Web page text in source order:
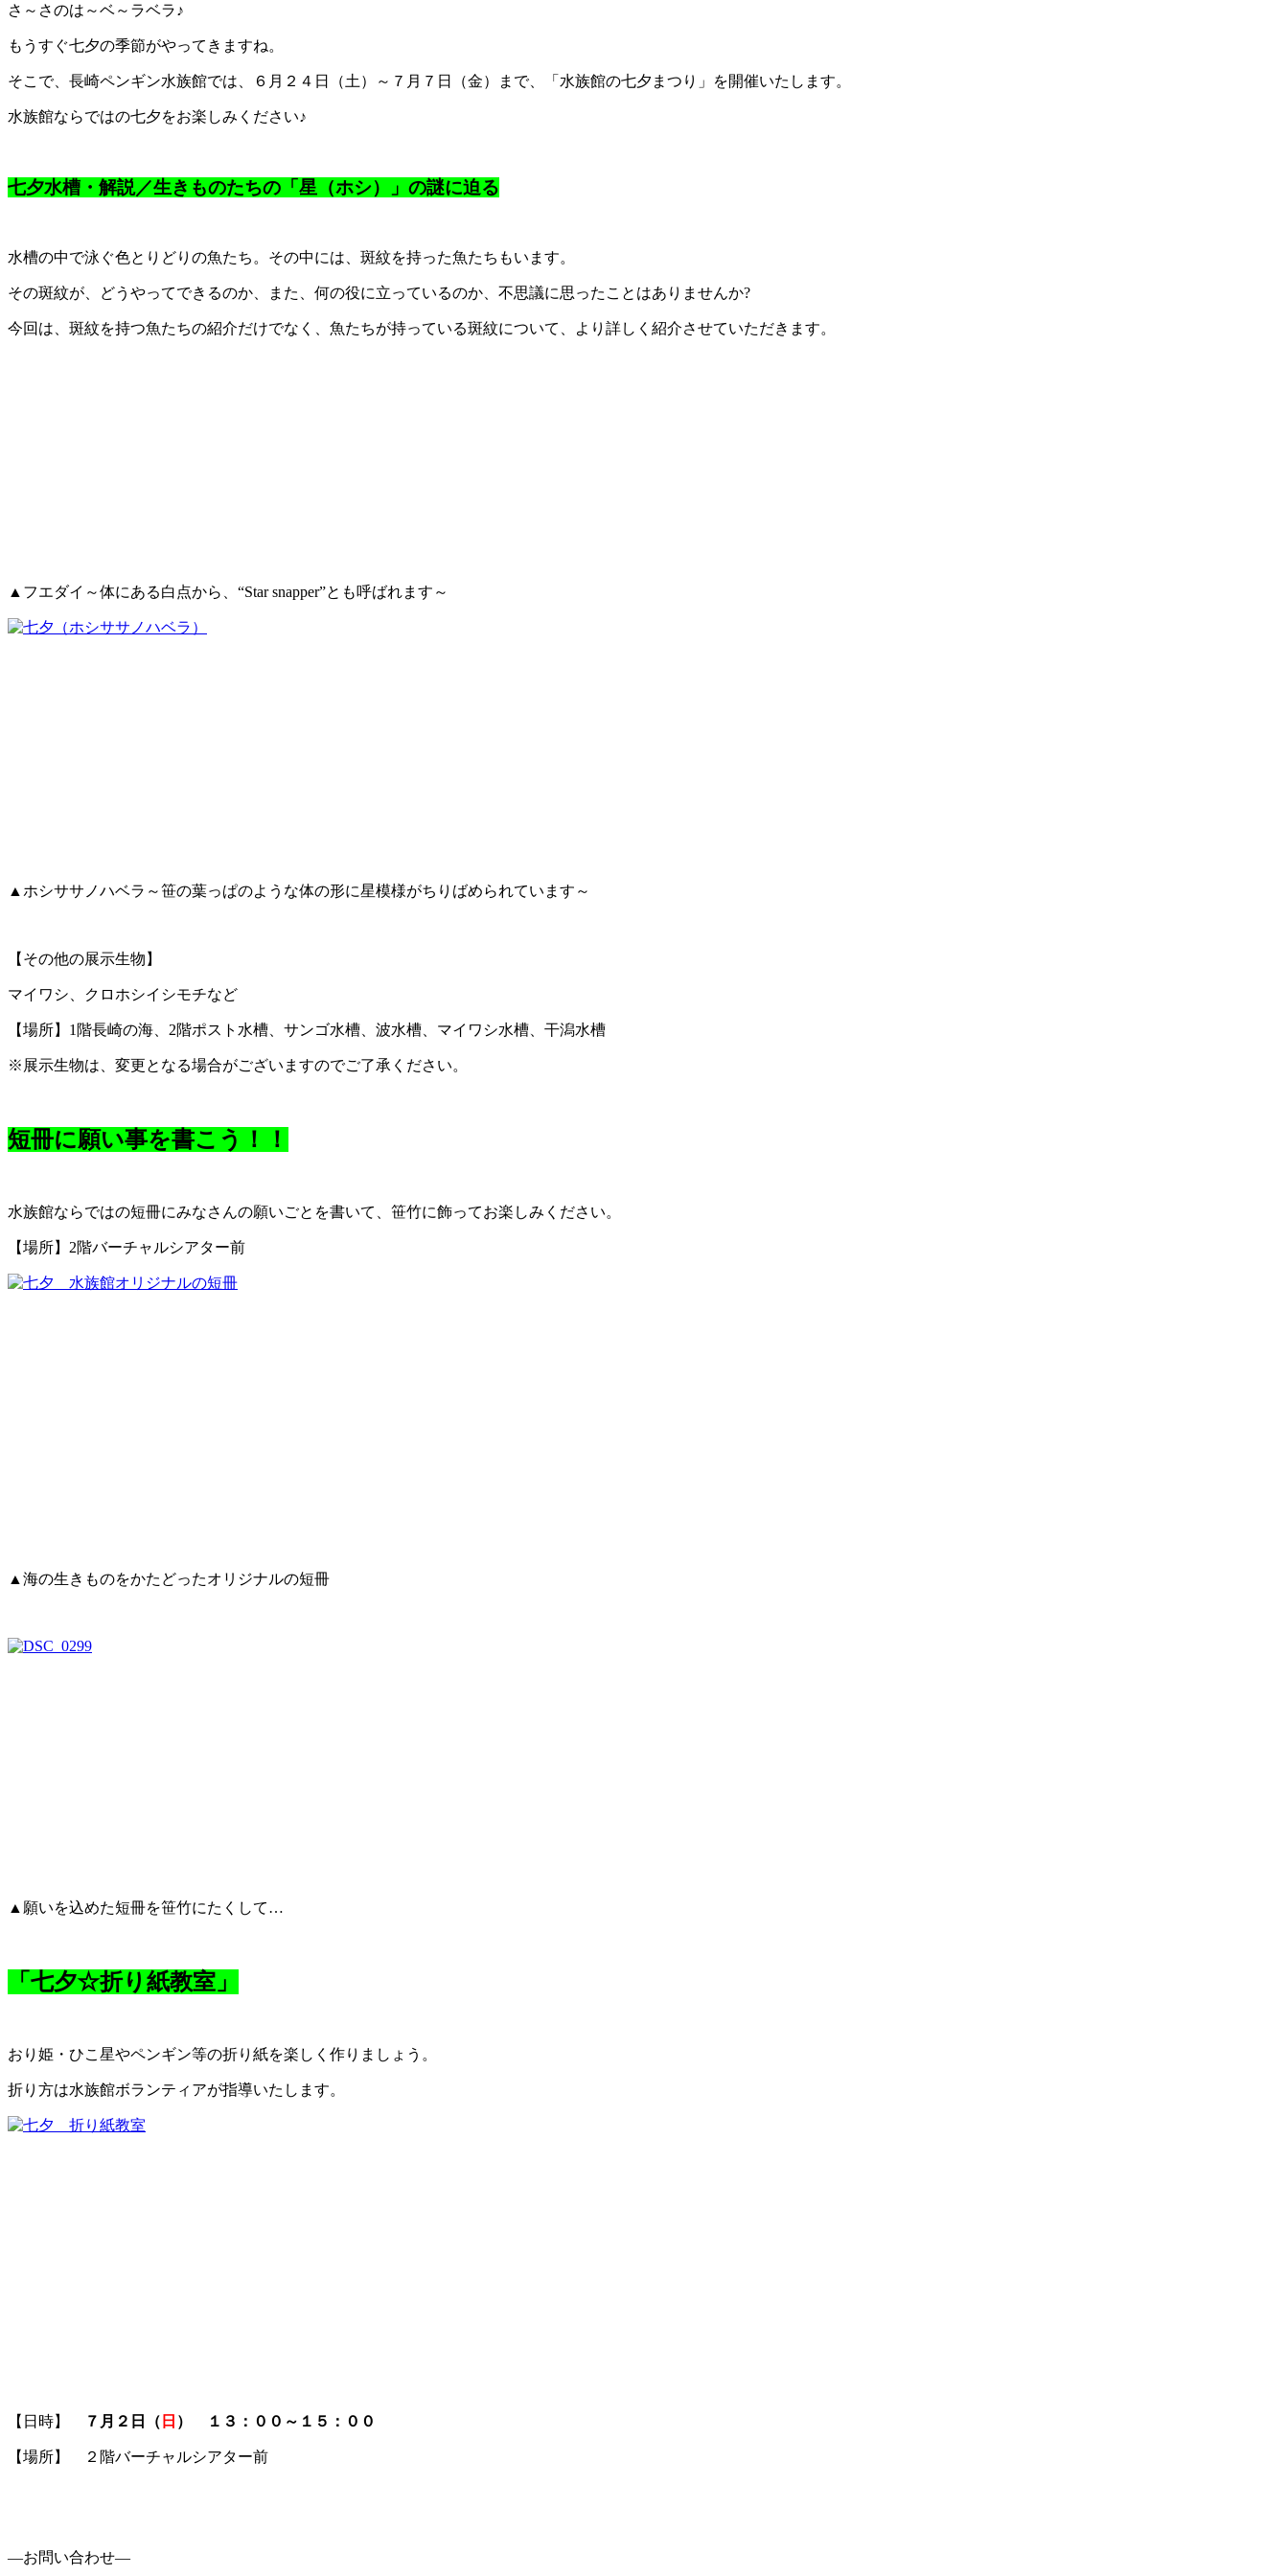
さ～さのは～ベ～ラベラ♪
もうすぐ七夕の季節がやってきますね。
そこで、長崎ペンギン水族館では、６月２４日（土）～７月７日（金）まで、「水族館の七夕まつり」を開催いたします。
水族館ならではの七夕をお楽しみください♪
七夕水槽・解説／生きものたちの「星（ホシ）」の謎に迫る
水槽の中で泳ぐ色とりどりの魚たち。その中には、斑紋を持った魚たちもいます。
その斑紋が、どうやってできるのか、また、何の役に立っているのか、不思議に思ったことはありませんか?
今回は、斑紋を持つ魚たちの紹介だけでなく、魚たちが持っている斑紋について、より詳しく紹介させていただきます。
▲フエダイ～体にある白点から、“Star snapper”とも呼ばれます～
▲ホシササノハベラ～笹の葉っぱのような体の形に星模様がちりばめられています～
【その他の展示生物】
マイワシ、クロホシイシモチなど
【場所】1階長崎の海、2階ポスト水槽、サンゴ水槽、波水槽、マイワシ水槽、干潟水槽
※展示生物は、変更となる場合がございますのでご了承ください。
短冊に願い事を書こう！！
水族館ならではの短冊にみなさんの願いごとを書いて、笹竹に飾ってお楽しみください。
【場所】2階バーチャルシアター前
▲海の生きものをかたどったオリジナルの短冊
▲願いを込めた短冊を笹竹にたくして…
「七夕☆折り紙教室」
おり姫・ひこ星やペンギン等の折り紙を楽しく作りましょう。
折り方は水族館ボランティアが指導いたします。
【日時】 ７月２日（ 日 ） １３：００～１５：００
【場所】 ２階バーチャルシアター前
―お問い合わせ―